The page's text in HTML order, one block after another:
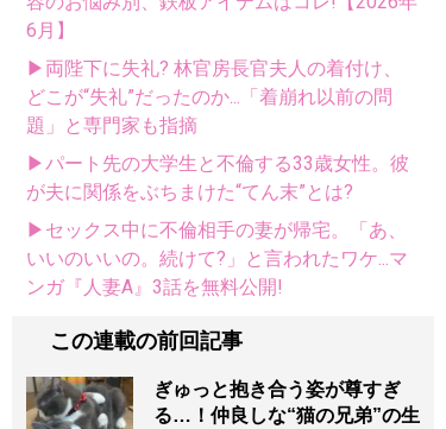
6月】
▶両陛下に失礼? 林官房長官夫人の着付け、
どこが“失礼”だったのか...「着崩れ以前の問
題」と専門家も指摘
▶パート先の大学生と不倫する33歳女性。彼
が夫に関係をぶちまけた“てん末”とは?
▶セックス中に不倫相手の妻が帰宅。「あ、
いいのいいの。続けて?」と言われたワケ...マ
ンガ『人妻A』3話を無料公開!
この連載の前回記事
ぎゅっと抱き合う姿が尊すぎ
る…！仲良しな“猫の兄弟”の生